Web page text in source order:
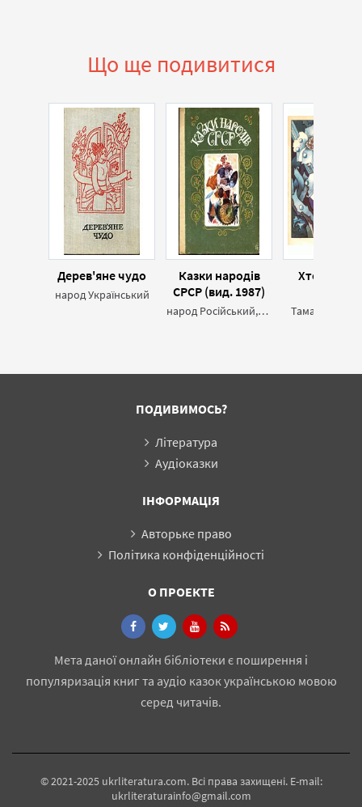
Що ще подивитися
Дерев'яне чудо
народ Український
Казки народів
СРСР (вид. 1987)
народ Російський,народ Український,народ Білоруський
Хто
Тамара
ПОДИВИМОСЬ?
Література
Аудіоказки
ІНФОРМАЦІЯ
Авторьке право
Політика конфіденційності
О ПРОЕКТЕ
Мета даної онлайн бібліотеки є поширення і
популяризація книг та аудіо казок українською мовою
серед читачів.
© 2021-2025 ukrliteratura.com. Всі права захищені. E-mail:
ukrliteraturainfo@gmail.com